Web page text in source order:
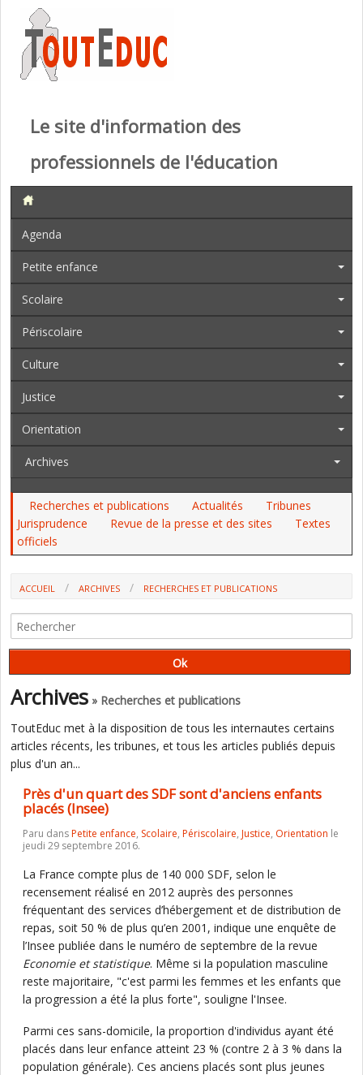
Le site d'information des
professionnels de l'éducation
Agenda
Petite enfance
Scolaire
Périscolaire
Culture
Justice
Orientation
Archives
Recherches et publications Actualités
Tribunes
Jurisprudence
Revue de la presse et des sites
Textes
officiels
ACCUEIL ARCHIVES
RECHERCHES ET PUBLICATIONS
Archives » Recherches et publications
ToutEduc met à la disposition de tous les internautes certains
articles récents, les tribunes, et tous les articles publiés depuis
plus d'un an...
Près d'un quart des SDF sont d'anciens enfants
placés (Insee)
Paru dansPetite enfance, Scolaire, Périscolaire, Justice, Orientation le
jeudi 29 septembre 2016.
La France compte plus de 140 000 SDF, selon le
recensement réalisé en 2012 auprès des personnes
fréquentant des services d’hébergement et de distribution de
repas, soit 50 % de plus qu’en 2001, indique une enquête de
l’Insee publiée dans le numéro de septembre de la revue
Economie et statistique. Même si la population masculine
reste majoritaire, "c'est parmi les femmes et les enfants que
la progression a été la plus forte", souligne l'Insee.
Parmi ces sans-domicile, la proportion d'individus ayant été
placés dans leur enfance atteint 23 % (contre 2 à 3 % dans la
population générale). Ces anciens placés sont plus jeunes